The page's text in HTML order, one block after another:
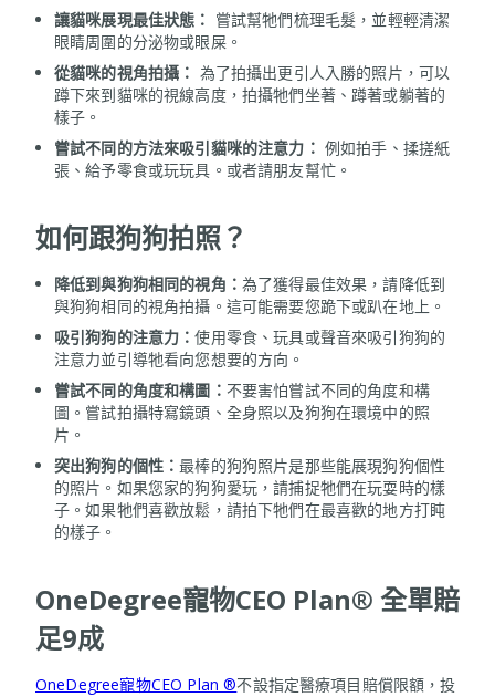
讓貓咪展現最佳狀態： 嘗試幫牠們梳理毛髮，並輕輕清潔
眼睛周圍的分泌物或眼屎。
從貓咪的視角拍攝： 為了拍攝出更引人入勝的照片，可以
蹲下來到貓咪的視線高度，拍攝牠們坐著、蹲著或躺著的
樣子。
嘗試不同的方法來吸引貓咪的注意力： 例如拍手、揉搓紙
張、給予零食或玩玩具。或者請朋友幫忙。
如何跟狗狗拍照？
降低到與狗狗相同的視角： 為了獲得最佳效果，請降低到
與狗狗相同的視角拍攝。這可能需要您跪下或趴在地上。
吸引狗狗的注意力：使用零食、玩具或聲音來吸引狗狗的
注意力並引導牠看向您想要的方向。
嘗試不同的角度和構圖： 不要害怕嘗試不同的角度和構
圖。嘗試拍攝特寫鏡頭、全身照以及狗狗在環境中的照
片。
突出狗狗的個性：最棒的狗狗照片是那些能展現狗狗個性
的照片。如果您家的狗狗愛玩，請捕捉牠們在玩耍時的樣
子。如果牠們喜歡放鬆，請拍下牠們在最喜歡的地方打盹
的樣子。
OneDegree寵物CEO Plan® 全單賠
足9成
OneDegree寵物CEO Plan ®不設指定醫療項目賠償限額，投